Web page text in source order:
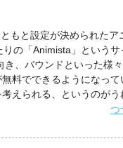
もと設定が決められたア
の「Animista」というサ
、バウンドといった様
料でできるようになって
えられる、というのがう
方 「Animista」にアクセつ